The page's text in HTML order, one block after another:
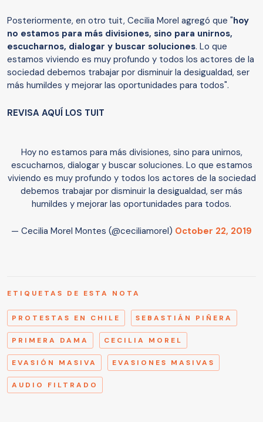
Posteriormente, en otro tuit, Cecilia Morel agregó que "hoy
no estamos para más divisiones, sino para unirnos,
escucharnos, dialogar y buscar soluciones. Lo que
estamos viviendo es muy profundo y todos los actores de la
sociedad debemos trabajar por disminuir la desigualdad, ser
más humildes y mejorar las oportunidades para todos".
REVISA AQUÍ LOS TUIT
Hoy no estamos para más divisiones, sino para unirnos,
escucharnos, dialogar y buscar soluciones. Lo que estamos
viviendo es muy profundo y todos los actores de la sociedad
debemos trabajar por disminuir la desigualdad, ser más
humildes y mejorar las oportunidades para todos.
— Cecilia Morel Montes (@ceciliamorel) October 22, 2019
ETIQUETAS DE ESTA NOTA
PROTESTAS EN CHILE SEBASTIÁN PIÑERA
PRIMERA DAMA CECILIA MOREL
EVASIÓN MASIVA EVASIONES MASIVAS
AUDIO FILTRADO